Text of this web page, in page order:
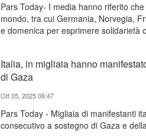
Pars Today- I media hanno riferito
mondo, tra cui Germania, Norvegia,
e domenica per esprimere solidarietà
Italia, in migliaia hanno
di Gaza
Ott 05, 2025 06:47
Pars Today - Migliaia di manifestanti
consecutivo a sostegno di Gaza e